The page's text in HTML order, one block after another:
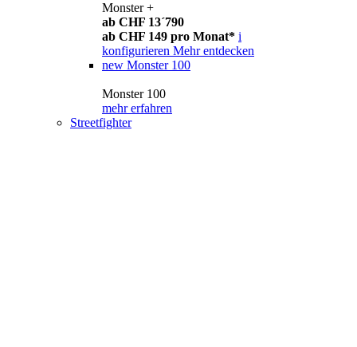
Monster +
ab CHF 13´790
ab CHF 149 pro Monat* i
konfigurieren Mehr entdecken
new Monster 100
Monster 100
mehr erfahren
Streetfighter